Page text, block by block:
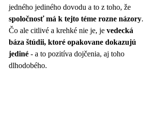
jedného jediného dovodu a to z toho, že
spoločnosť má k tejto téme rozne názory.
Čo ale citlivé a krehké nie je, je vedecká
báza štúdii, ktoré opakovane dokazujú
jediné - a to pozitíva dojčenia, aj toho
dlhodobého.